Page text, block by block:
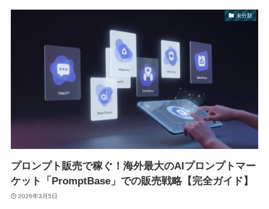
未分類
プロンプト販売で稼ぐ！海外最大のAIプロンプトマー
ケット「PromptBase」での販売戦略【完全ガイド】
2026年3月5日